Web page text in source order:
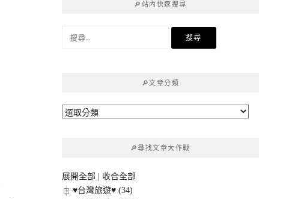
🔎站內快速搜尋
🔎文章分類
🔎
🔎尋找文章大作戰
展開全部
收合全部
♥台灣旅遊♥ (34)